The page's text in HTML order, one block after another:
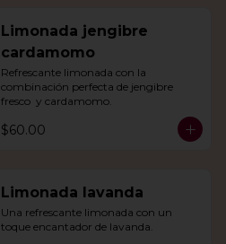
Limonada jengibre
cardamomo
Refrescante limonada con la
combinación perfecta de jengibre
fresco  y cardamomo.
$60.00
Limonada lavanda
Una refrescante limonada con un
toque encantador de lavanda.